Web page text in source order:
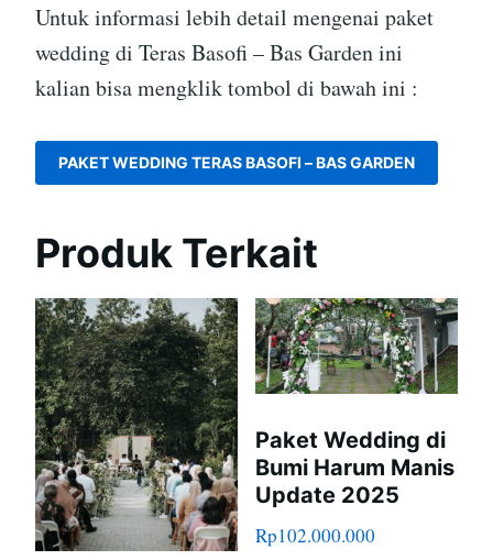
Untuk informasi lebih detail mengenai paket
wedding di Teras Basofi – Bas Garden ini
kalian bisa mengklik tombol di bawah ini :
PAKET WEDDING TERAS BASOFI – BAS GARDEN
Produk Terkait
Paket Wedding di
Bumi Harum Manis
Update 2025
Rp102.000.000